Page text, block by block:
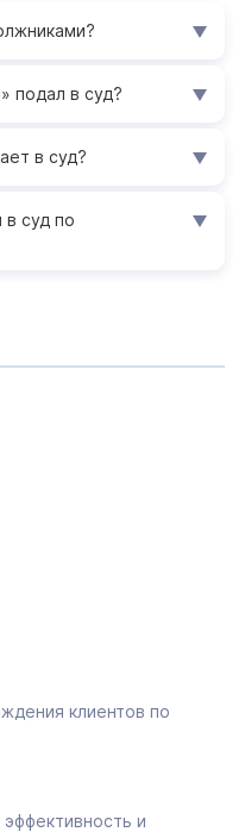
подал в суд?
в суд?
в суд по
клиентов по
и